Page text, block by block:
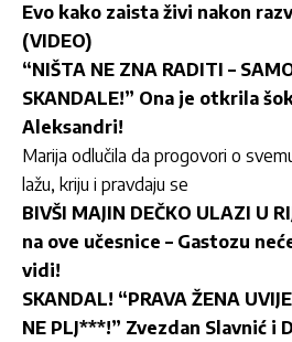
Evo kako zaista živi nakon
(VIDEO)
“NIŠTA NE ZNA RADITI –
SKANDALE!” Ona je otkrila
Aleksandri!
Marija odlučila da progovori o
lažu, kriju i pravdaju se
BIVŠI MAJIN DEČKO ULAZI U
na ove učesnice – Gastozu
vidi!
SKANDAL! “PRAVA ŽENA
NE PLJ***!” Zvezdan Slavnić i